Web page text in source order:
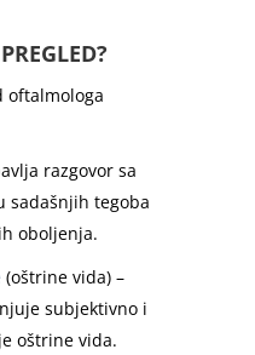
oftalmologa
razgovor sa
sadašnjih tegoba
oboljenja.
(oštrine vida) –
subjektivno i
oštrine vida.